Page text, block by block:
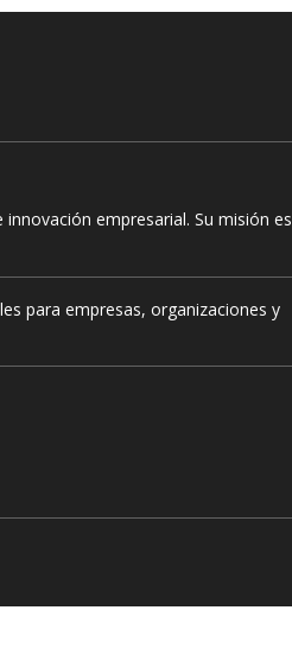
empresarial. Su misión es
para empresas, organizaciones y